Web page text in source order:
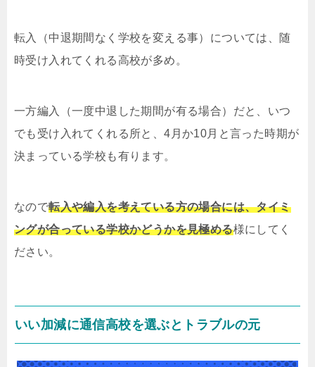
転入（中退期間なく学校を変える事）については、随
時受け入れてくれる高校が多め。
一方編入（一度中退した期間が有る場合）だと、いつ
でも受け入れてくれる所と、4月か10月と言った時期が
決まっている学校も有ります。
なので転入や編入を考えている方の場合には、タイミ
ングが合っている学校かどうかを見極める様にしてく
ださい。
いい加減に通信高校を選ぶとトラブルの元